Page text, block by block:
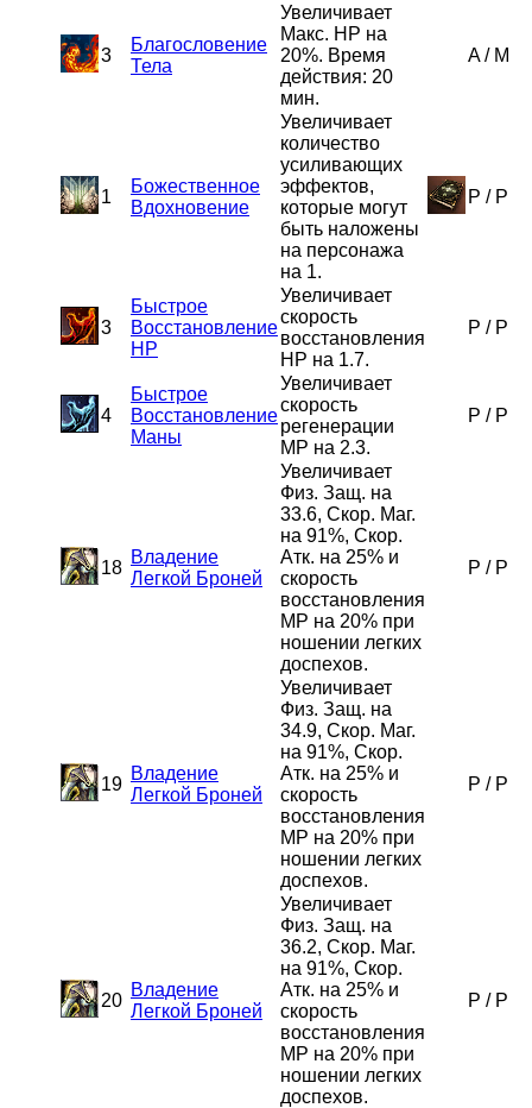
3
Благословение
Тела
Увеличивает
Макс. HP на
20%. Время
действия: 20
мин.
A/ M
1
Божественное
Вдохновение
Увеличивает
количество
усиливающих
эффектов,
которые могут
быть наложены
на персонажа
на 1.
P / P
3
Быстрое
Восстановление
HP
Увеличивает
скорость
восстановления
HP на 1.7.
P / P
4
Быстрое
Восстановление
Маны
Увеличивает
скорость
регенерации
MP на 2.3.
P / P
18
Владение
Легкой Броней
Увеличивает
Физ. Защ. на
33.6, Скор. Маг.
на 91%, Скор.
Атк. на 25% и
скорость
восстановления
MP на 20% при
ношении легких
доспехов.
P / P
19
Владение
Легкой Броней
Увеличивает
Физ. Защ. на
34.9, Скор. Маг.
на 91%, Скор.
Атк. на 25% и
скорость
восстановления
MP на 20% при
ношении легких
доспехов.
P / P
20
Владение
Легкой Броней
Увеличивает
Физ. Защ. на
36.2, Скор. Маг.
на 91%, Скор.
Атк. на 25% и
скорость
восстановления
MP на 20% при
ношении легких
доспехов.
P / P